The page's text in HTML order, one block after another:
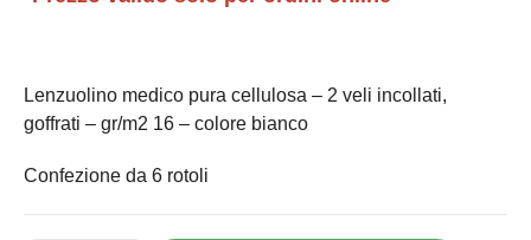
Lenzuolino medico pura cellulosa – 2 veli incollati,
goffrati – gr/m2 16 – colore bianco
Confezione da 6 rotoli